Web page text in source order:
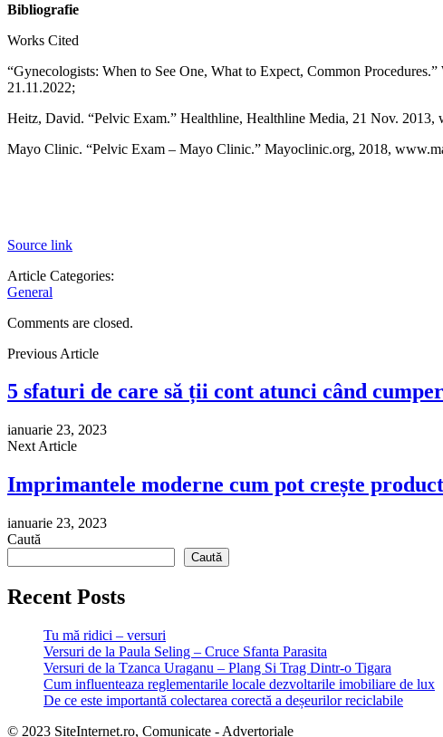
Bibliografie
Works Cited
“Gynecologists: When to See One, What to Expect, Common
21.11.2022;
Heitz, David. “Pelvic Exam.” Healthline, Healthline Media, 21 Nov. 2013,
Mayo Clinic. “Pelvic Exam – Mayo Clinic.” Mayoclinic.org, 2018,
Source link
Article Categories:
General
Comments are closed.
Previous Article
5 sfaturi de care să ții cont atunci când
ianuarie 23, 2023
Next Article
Imprimantele moderne cum pot crește
ianuarie 23, 2023
Caută
Caută
Recent Posts
Tu mă ridici – versuri
Versuri de la Paula Seling – Cruce Sfanta Parasita
Versuri de la Tzanca Uraganu – Plang Si Trag Dintr-o Tigara
Cum influenteaza reglementarile locale dezvoltarile imobiliare de lux
De ce este importantă colectarea corectă a deșeurilor reciclabile
© 2023 SiteInternet.ro, Comunicate - Advertoriale